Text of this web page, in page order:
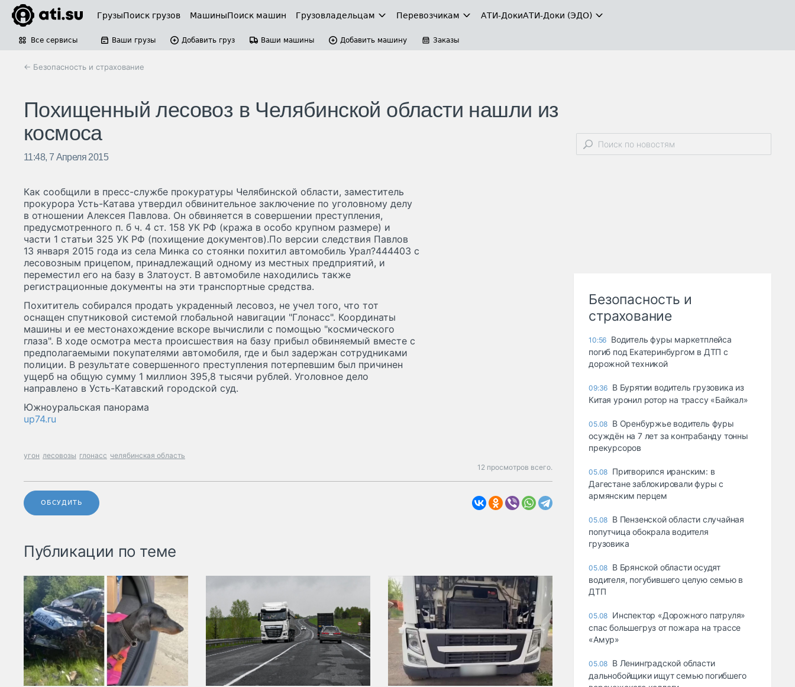
ГрузыПоиск грузов МашиныПоиск машин Грузовладельцам Перевозчикам АТИ-ДокиАТИ-Доки (ЭДО)
Все сервисы Ваши грузы Добавить груз Ваши машины Добавить машину Заказы
← Безопасность и страхование
Похищенный лесовоз в Челябинской области нашли из
космоса
11:48, 7 Апреля 2015
Как сообщили в пресс-службе прокуратуры Челябинской области, заместитель
прокурора Усть-Катава утвердил обвинительное заключение по уголовному делу
в отношении Алексея Павлова. Он обвиняется в совершении преступления,
предусмотренного п. б ч. 4 ст. 158 УК РФ (кража в особо крупном размере) и
части 1 статьи 325 УК РФ (похищение документов).По версии следствия Павлов
13 января 2015 года из села Минка со стоянки похитил автомобиль Урал?444403 с
лесовозным прицепом, принадлежащий одному из местных предприятий, и
переместил его на базу в Златоуст. В автомобиле находились также
регистрационные документы на эти транспортные средства.
Похититель собирался продать украденный лесовоз, не учел того, что тот
оснащен спутниковой системой глобальной навигации "Глонасс". Координаты
машины и ее местонахождение вскоре вычислили с помощью "космического
глаза". В ходе осмотра места происшествия на базу прибыл обвиняемый вместе с
предполагаемыми покупателями автомобиля, где и был задержан сотрудниками
полиции. В результате совершенного преступления потерпевшим был причинен
ущерб на общую сумму 1 миллион 395,8 тысячи рублей. Уголовное дело
направлено в Усть-Катавский городской суд.
Южноуральская панорама
up74.ru
угон лесовозы глонасс челябинская область
12 просмотров всего.
ОБСУДИТЬ
Публикации по теме
Безопасность и
страхование
10:56 Водитель фуры маркетплейса
погиб под Екатеринбургом в ДТП с
дорожной техникой
09:36 В Бурятии водитель грузовика из
Китая уронил ротор на трассу «Байкал»
05.08 В Оренбуржье водитель фуры
осуждён на 7 лет за контрабанду тонны
прекурсоров
05.08 Притворился иранским: в
Дагестане заблокировали фуры с
армянским перцем
05.08 В Пензенской области случайная
попутчица обокрала водителя
грузовика
05.08 В Брянской области осудят
водителя, погубившего целую семью в
ДТП
05.08 Инспектор «Дорожного патруля»
спас большегруз от пожара на трассе
«Амур»
05.08 В Ленинградской области
дальнобойщики ищут семью погибшего